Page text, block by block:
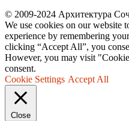
© 2009-2024 Архитектура
We use cookies on our website
experience by remembering
clicking “Accept All”, you
However, you may visit
consent.
Cookie Settings Accept All
Close